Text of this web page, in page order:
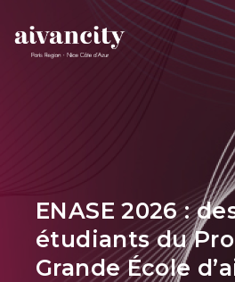
Aller au contenu principal
Fil d'Ariane
ENASE 2026 :
étudiants du
Grande École